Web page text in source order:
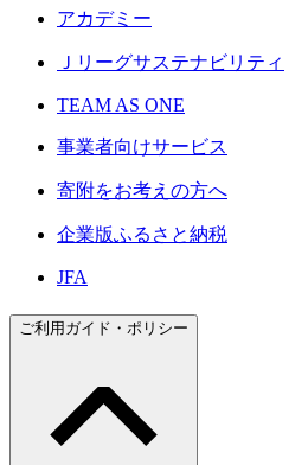
アカデミー
Ｊリーグサステナビリティ
TEAM AS ONE
事業者向けサービス
寄附をお考えの方へ
企業版ふるさと納税
JFA
ご利用ガイド・ポリシー